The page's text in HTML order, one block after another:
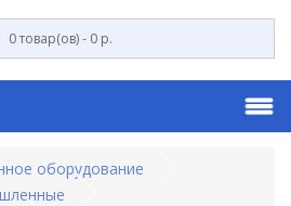
0 товар(ов) - 0 р.
оборудование